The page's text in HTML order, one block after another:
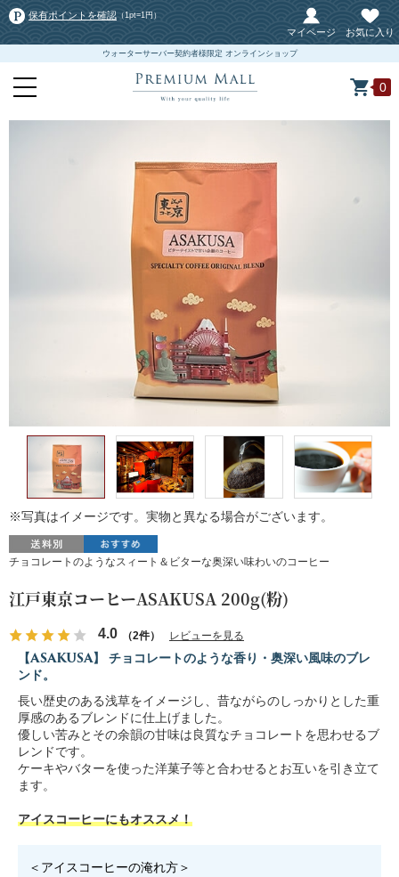
保有ポイントを確認 （1pt=1円）
マイページ お気に入り
ウォーターサーバー契約者様限定 オンラインショップ
0
※写真はイメージです。実物と異なる場合がございます。
チョコレートのようなスィート＆ビターな奥深い味わいのコーヒー
江戸東京コーヒーASAKUSA 200g(粉)
4.0 （2件） レビューを見る
【ASAKUSA】 チョコレートのような香り・奥深い風味のブレ
ンド。
長い歴史のある浅草をイメージし、昔ながらのしっかりとした重
厚感のあるブレンドに仕上げました。
優しい苦みとその余韻の甘味は良質なチョコレートを思わせるブ
レンドです。
ケーキやバターを使った洋菓子等と合わせるとお互いを引き立て
ます。
アイスコーヒーにもオススメ！
＜アイスコーヒーの淹れ方＞